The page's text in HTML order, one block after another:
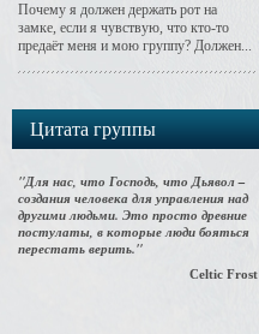
Почему я должен держать рот на
замке, если я чувствую, что кто-то
предаёт меня и мою группу? Должен...
Цитата группы
"Для нас, что Господь, что Дьявол –
создания человека для управления над
другими людьми. Это просто древние
постулаты, в которые люди бояться
перестать верить."
Celtic Frost